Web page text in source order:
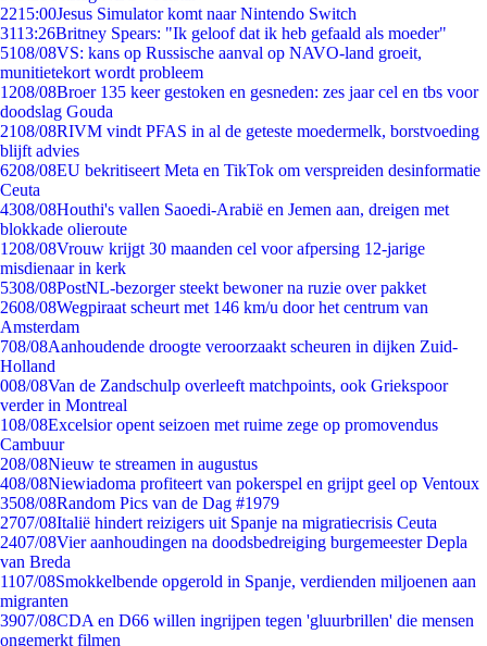
2215:00Jesus Simulator komt naar Nintendo Switch
3113:26Britney Spears: "Ik geloof dat ik heb gefaald als moeder"
5108/08VS: kans op Russische aanval op NAVO-land groeit,
munitietekort wordt probleem
1208/08Broer 135 keer gestoken en gesneden: zes jaar cel en tbs voor
doodslag Gouda
2108/08RIVM vindt PFAS in al de geteste moedermelk, borstvoeding
blijft advies
6208/08EU bekritiseert Meta en TikTok om verspreiden desinformatie
Ceuta
4308/08Houthi's vallen Saoedi-Arabië en Jemen aan, dreigen met
blokkade olieroute
1208/08Vrouw krijgt 30 maanden cel voor afpersing 12-jarige
misdienaar in kerk
5308/08PostNL-bezorger steekt bewoner na ruzie over pakket
2608/08Wegpiraat scheurt met 146 km/u door het centrum van
Amsterdam
708/08Aanhoudende droogte veroorzaakt scheuren in dijken Zuid-
Holland
008/08Van de Zandschulp overleeft matchpoints, ook Griekspoor
verder in Montreal
108/08Excelsior opent seizoen met ruime zege op promovendus
Cambuur
208/08Nieuw te streamen in augustus
408/08Niewiadoma profiteert van pokerspel en grijpt geel op Ventoux
3508/08Random Pics van de Dag #1979
2707/08Italië hindert reizigers uit Spanje na migratiecrisis Ceuta
2407/08Vier aanhoudingen na doodsbedreiging burgemeester Depla
van Breda
1107/08Smokkelbende opgerold in Spanje, verdienden miljoenen aan
migranten
3907/08CDA en D66 willen ingrijpen tegen 'gluurbrillen' die mensen
ongemerkt filmen